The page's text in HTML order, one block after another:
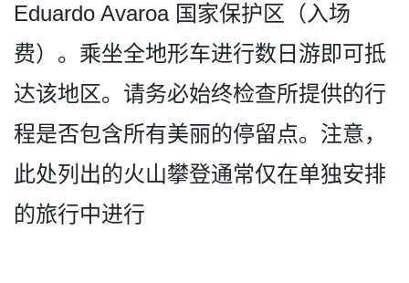
Eduardo Avaroa 国家保护区（入场
费）。乘坐­全地形车进行数日游即可抵
达该地区。请务必始终检查­所提供的行
程是否包含所有美丽的停留点。注意，
此处­列出的火山攀登通常仅在单独安排
的旅行中进行